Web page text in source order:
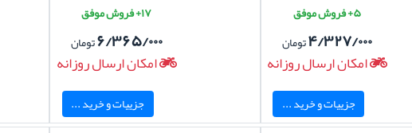
۵+ فروش موفق
۴/۳۲۷/۰۰۰تومان
امکان ارسال روزانه
جزییات و خرید ...
۱۷+ فروش موفق
۶/۳۶۵/۰۰۰تومان
امکان ارسال روزانه
جزییات و خرید ...